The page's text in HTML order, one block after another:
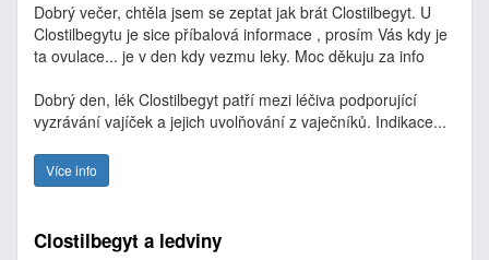
Dobrý večer, chtěla jsem se zeptat jak brát Clostilbegyt. U
Clostilbegytu je sice příbalová informace , prosím Vás kdy je
ta ovulace... je v den kdy vezmu leky. Moc děkuju za info
Dobrý den, lék Clostilbegyt patří mezi léčiva podporující
vyzrávání vajíček a jejich uvolňování z vaječníků. Indikace...
Více info
Clostilbegyt a ledviny